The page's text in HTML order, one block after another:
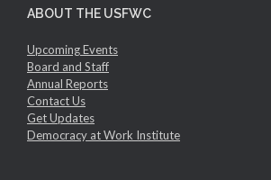
ABOUT THE USFWC
Upcoming Events
Board and Staff
Annual Reports
Contact Us
Get Updates
Democracy at Work Institute